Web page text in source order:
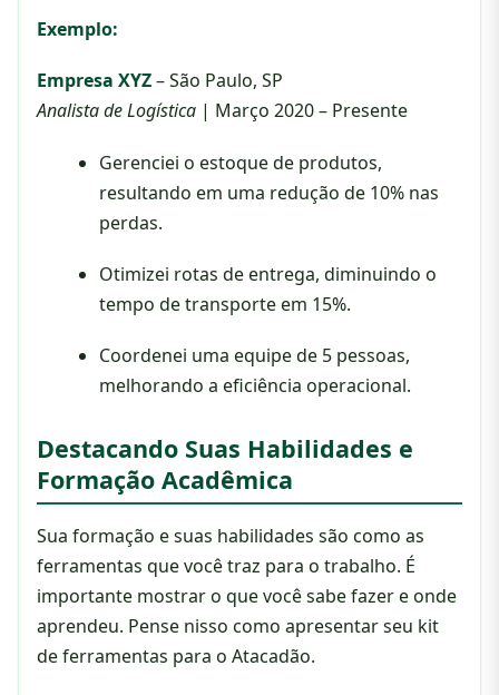
Exemplo:
Empresa XYZ– São Paulo, SP
Analista de Logística | Março 2020 – Presente
Gerenciei o estoque de produtos,
resultando em uma redução de 10% nas
perdas.
Otimizei rotas de entrega, diminuindo o
tempo de transporte em 15%.
Coordenei uma equipe de 5 pessoas,
melhorando a eficiência operacional.
Destacando Suas Habilidades e
Formação Acadêmica
Sua formação e suas habilidades são como as
ferramentas que você traz para o trabalho. É
importante mostrar o que você sabe fazer e onde
aprendeu. Pense nisso como apresentar seu kit
de ferramentas para o Atacadão.